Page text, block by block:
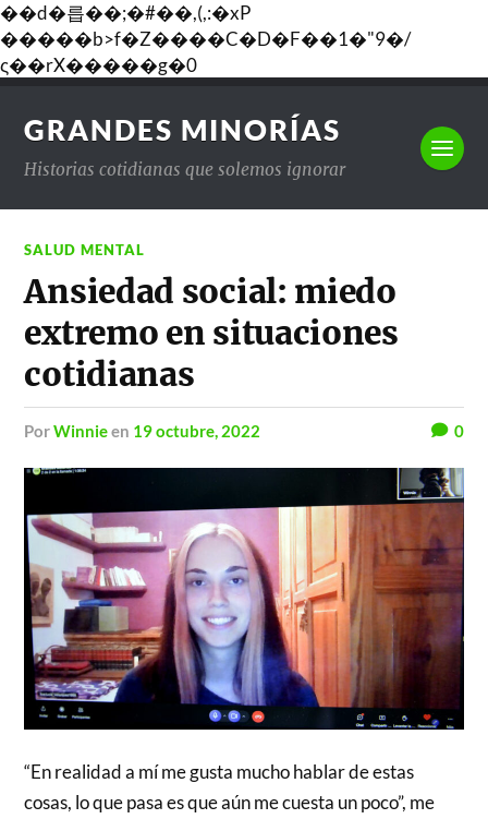
��d�릅��;�#��,(,:�xP
�����b>f�Z����C�D�F��1�"9�/
ς��rX�����g�0
GRANDES MINORÍAS
Historias cotidianas que solemos ignorar
SALUD MENTAL
Ansiedad social: miedo
extremo en situaciones
cotidianas
porWinnieen 19 octubre, 2022 0
“En realidad a mí me gusta mucho hablar de estas
cosas, lo que pasa es que aún me cuesta un poco”, me